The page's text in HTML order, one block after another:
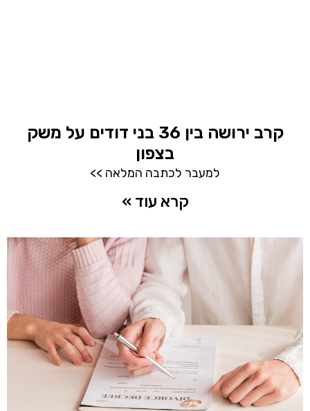
קרב ירושה בין 36 בני דודים על משק
בצפון
למעבר לכתבה המלאה >>
קרא עוד »